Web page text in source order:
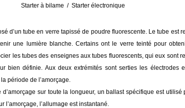
Starter à bilame / Starter électronique
d’un tube en verre tapissé de poudre fluorescente. Le tube est
une lumière blanche. Certains ont le verre teinté pour
les tubes des enseignes aux tubes fluorescents, qui eux sont
bien définie. Aux deux extrémités sont serties les électrodes
période de l’amorçage.
sur toute la longueur, un ballast spécifique est utilisé
l’amorçage, l’allumage est instantané.